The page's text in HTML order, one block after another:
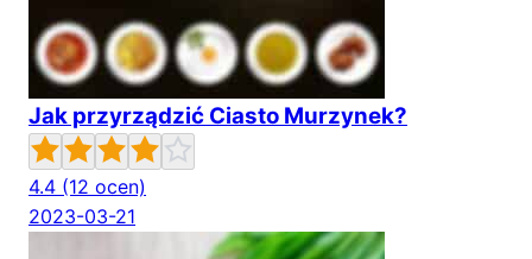
Jak przyrządzić Ciasto Murzynek?
4.4 (12 ocen)
2023-03-21